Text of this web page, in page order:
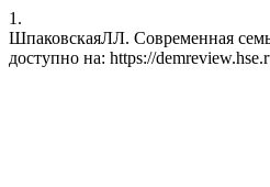
1.
ШпаковскаяЛЛ. Современная
доступно на: https://